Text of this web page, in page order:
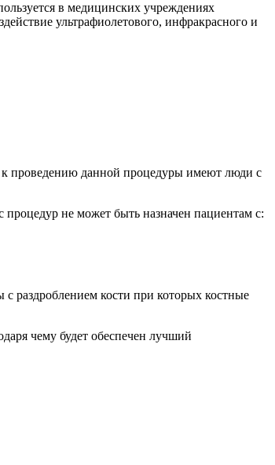
в медицинских учреждениях
ультрафиолетового, инфракрасного и
к проведению данной процедуры имеют люди с
процедур не может быть назначен пациентам с:
раздроблением кости при которых костные
чему будет обеспечен лучший